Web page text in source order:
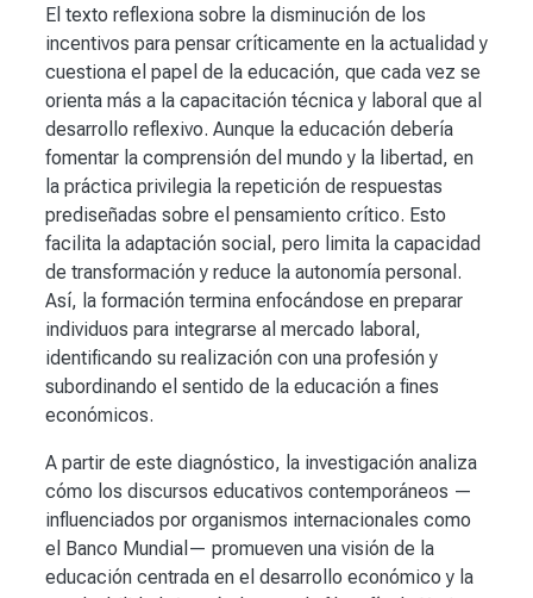
El texto reflexiona sobre la disminución de los
incentivos para pensar críticamente en la actualidad y
cuestiona el papel de la educación, que cada vez se
orienta más a la capacitación técnica y laboral que al
desarrollo reflexivo. Aunque la educación debería
fomentar la comprensión del mundo y la libertad, en
la práctica privilegia la repetición de respuestas
prediseñadas sobre el pensamiento crítico. Esto
facilita la adaptación social, pero limita la capacidad
de transformación y reduce la autonomía personal.
Así, la formación termina enfocándose en preparar
individuos para integrarse al mercado laboral,
identificando su realización con una profesión y
subordinando el sentido de la educación a fines
económicos.
A partir de este diagnóstico, la investigación analiza
cómo los discursos educativos contemporáneos —
influenciados por organismos internacionales como
el Banco Mundial— promueven una visión de la
educación centrada en el desarrollo económico y la